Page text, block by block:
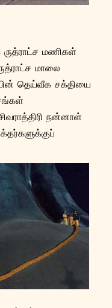
ருத்ராட்ச மணிகள்
மாலை
தெய்வீக சக்தியை
நன்னாள்